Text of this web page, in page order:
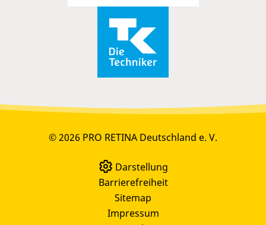
© 2026 PRO RETINA Deutschland e. V.
Darstellung
Barrierefreiheit
Sitemap
Impressum